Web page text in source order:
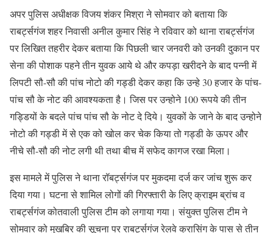
अपर पुलिस अधीक्षक विजय शंकर मिश्रा ने सोमवार को बताया कि
राबर्ट्सगंज शहर निवासी अनील कुमार सिंह ने रविवार को थाना राबर्ट्सगंज
पर लिखित तहरीर देकर बताया कि पिछली चार जनवरी को उनकी दुकान पर
सेना की पोशाक पहने तीन युवक आये थे और कपड़ा खरीदने के बाद पन्नी में
लिपटी सौ-सौ की पांच नोटो की गड्डी देकर कहा कि उन्हे 30 हजार के पांच-
पांच सौ के नोट की आवश्यकता है। जिस पर उन्होने 100 रूपये की तीन
गड्डियों के बदले पांच पांच सौ के नोट दे दिये। युवकों के जाने के बाद उन्होने
नोटो की गड्डी में से एक को खोल कर चेक किया तो गड्डी के ऊपर और
नीचे सौ-सौ की नोट लगी थी तथा बीच में सफेद कागज रखा मिला।
इस मामले में पुलिस ने थाना रॉबर्ट्सगंज पर मुकदमा दर्ज कर जांच शुरू कर
दिया गया। घटना से शामिल लोगों की गिरफ्तारी के लिए क्राइम ब्रांच व
राबर्ट्सगंज कोतवाली पुलिस टीम को लगाया गया। संयुक्त पुलिस टीम ने
सोमवार को मुखबिर की सूचना पर राबर्ट्सगंज रेलवे क्रासिंग के पास से तीन